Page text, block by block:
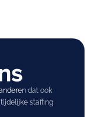
dat ook
staffing